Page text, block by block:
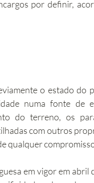
por definir,
o estado do
numa fonte de
do terreno, os
com outros
qualquer
em vigor em abril